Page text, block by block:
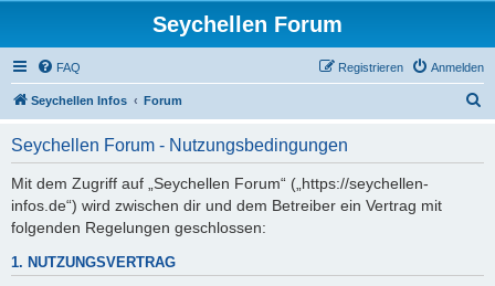
Seychellen Forum
FAQ Anmelden
Registrieren
Seychellen Infos Forum
Seychellen Forum - Nutzungsbedingungen
Mit dem Zugriff auf „Seychellen Forum“ („https://seychellen-
infos.de“) wird zwischen dir und dem Betreiber ein Vertrag mit
folgenden Regelungen geschlossen:
1. NUTZUNGSVERTRAG